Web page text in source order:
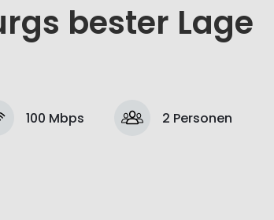
bester Lage
100 Mbps 2 Personen